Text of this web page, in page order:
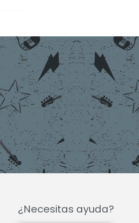
¿Necesitas ayuda?